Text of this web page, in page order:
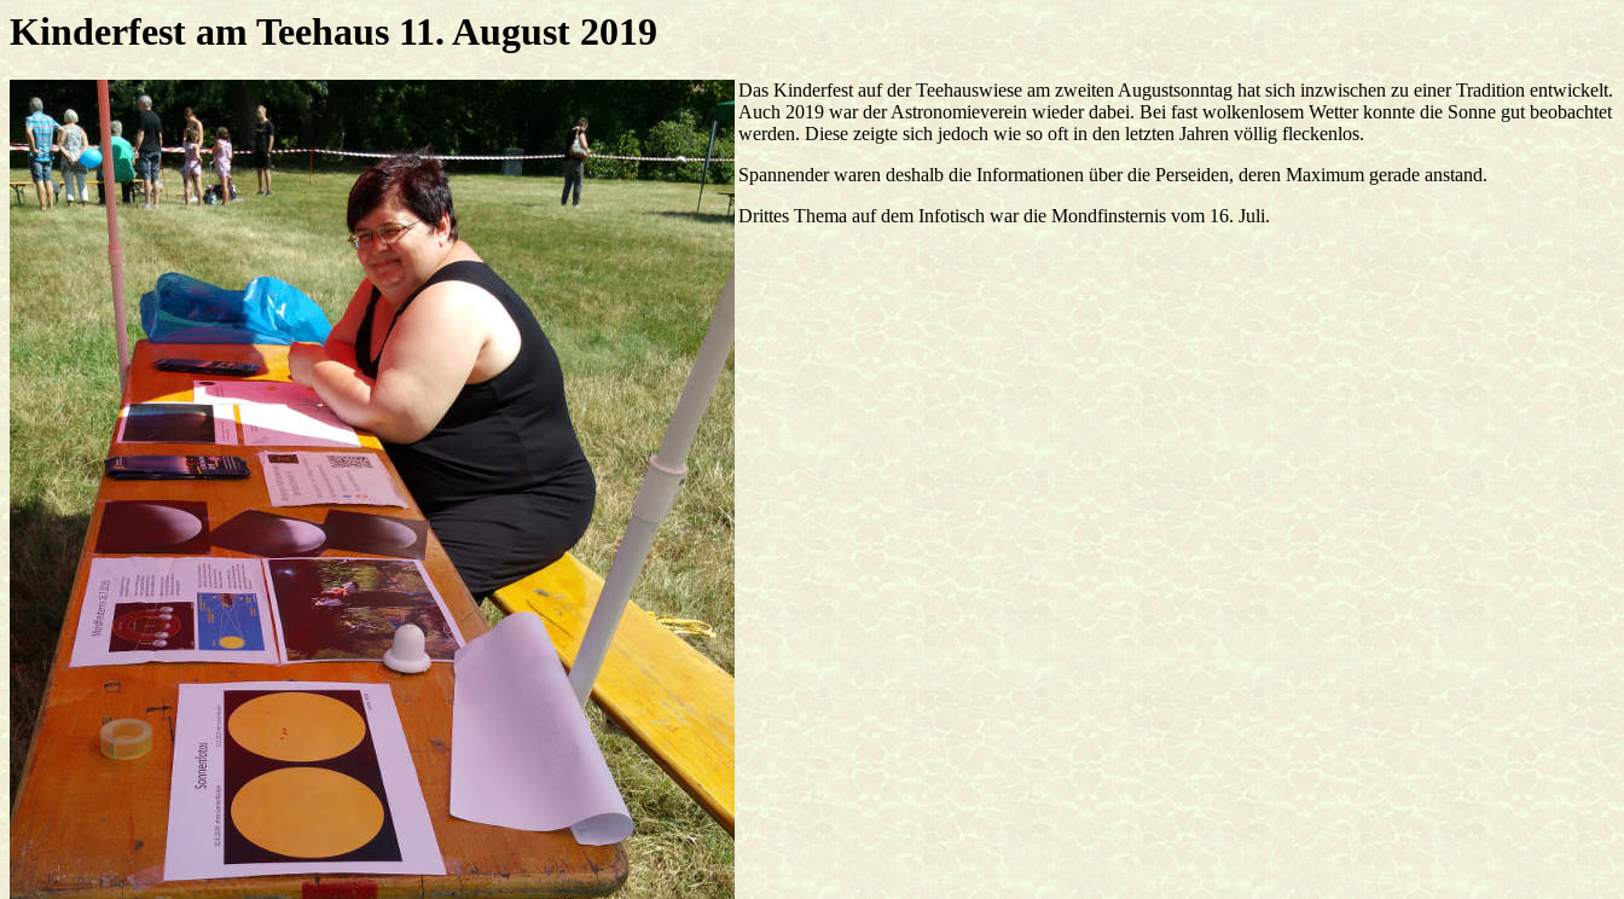
Kinderfest am Teehaus 11. August 2019
Das Kinderfest auf der Teehauswiese am zweiten Augustsonntag hat sich inzwischen zu einer Tradition entwickelt.
Auch 2019 war der Astronomieverein wieder dabei. Bei fast wolkenlosem Wetter konnte die Sonne gut beobachtet
werden. Diese zeigte sich jedoch wie so oft in den letzten Jahren völlig fleckenlos.
Spannender waren deshalb die Informationen über die Perseiden, deren Maximum gerade anstand.
Drittes Thema auf dem Infotisch war die Mondfinsternis vom 16. Juli.